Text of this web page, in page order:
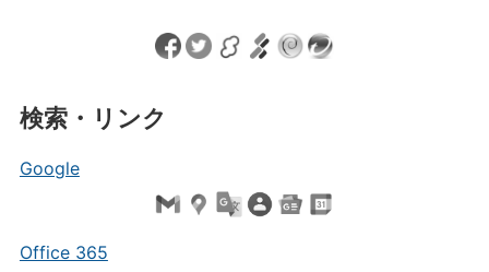
検索・リンク
Google
Office 365